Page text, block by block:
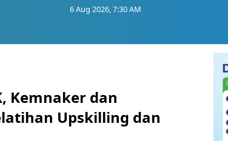
6 Aug 2026, 7:30 AM
Kemnaker dan
Upskilling dan